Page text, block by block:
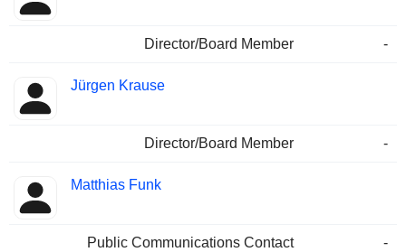
Director/Board Member -
Jürgen Krause
Director/Board Member -
Matthias Funk
Public Communications Contact -